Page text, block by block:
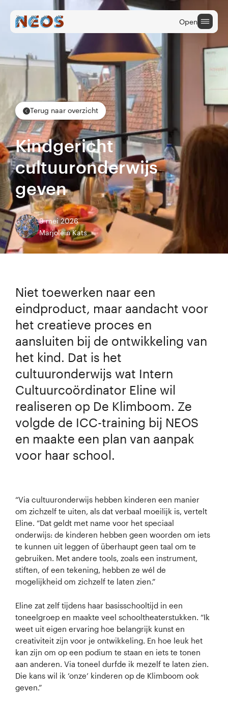
Open
Cultuuraanbieders
Cultuur na School
Terug naar overzicht
Kindgericht
cultuuronderwijs
geven
9 mei 2026
Marjolein Kats
Niet toewerken naar een
eindproduct, maar aandacht voor
het creatieve proces en
aansluiten bij de ontwikkeling van
het kind. Dat is het
cultuuronderwijs wat Intern
Cultuurcoördinator Eline wil
realiseren op De Klimboom. Ze
volgde de ICC-training bij NEOS
en maakte een plan van aanpak
voor haar school.
“Via cultuuronderwijs hebben kinderen een manier
om zichzelf te uiten, als dat verbaal moeilijk is, vertelt
Eline. “Dat geldt met name voor het speciaal
onderwijs: de kinderen hebben geen woorden om iets
te kunnen uit leggen of überhaupt geen taal om te
gebruiken. Met andere tools, zoals een instrument,
stiften, of een tekening, hebben ze wél de
mogelijkheid om zichzelf te laten zien.”
Eline zat zelf tijdens haar basisschooltijd in een
toneelgroep en maakte veel schooltheaterstukken. “Ik
weet uit eigen ervaring hoe belangrijk kunst en
creativiteit zijn voor je ontwikkeling. En hoe leuk het
kan zijn om op een podium te staan en iets te tonen
aan anderen. Via toneel durfde ik mezelf te laten zien.
Die kans wil ik ‘onze’ kinderen op de Klimboom ook
geven.”